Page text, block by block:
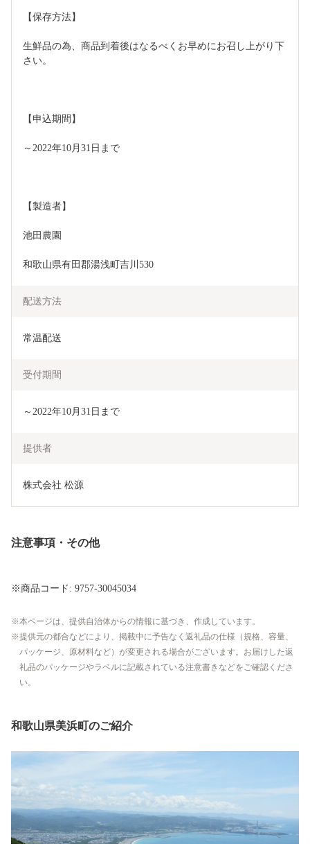
【保存方法】
生鮮品の為、商品到着後はなるべくお早めにお召し上がり下
さい。
【申込期間】
～2022年10月31日まで
【製造者】
池田農園
和歌山県有田郡湯浅町吉川530
配送方法
常温配送
受付期間
～2022年10月31日まで
提供者
株式会社 松源
注意事項・その他
※商品コード: 9757-30045034
本ページは、提供自治体からの情報に基づき、作成しています。
提供元の都合などにより、掲載中に予告なく返礼品の仕様（規格、容量、
パッケージ、原材料など）が変更される場合がございます。お届けした返
礼品のパッケージやラベルに記載されている注意書きなどをご確認くださ
い。
和歌山県美浜町のご紹介